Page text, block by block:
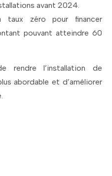
avant 2024.
zéro pour financer
pouvant atteindre 60
rendre l’installation de
abordable et d’améliorer